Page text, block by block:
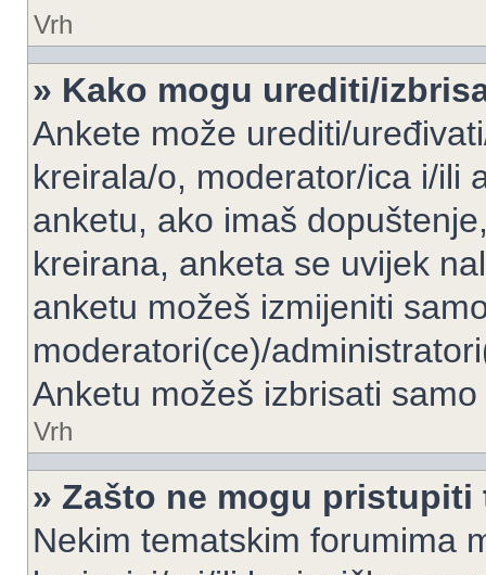
Vrh
» Kako mogu urediti/
Ankete može urediti/
kreirala/o, moderator/ica i/ili
anketu, ako imaš
kreirana, anketa se uvijek
anketu možeš izmijeniti
moderatori(ce)/
Anketu možeš izbrisati
Vrh
» Zašto ne mogu
Nekim tematskim forumima